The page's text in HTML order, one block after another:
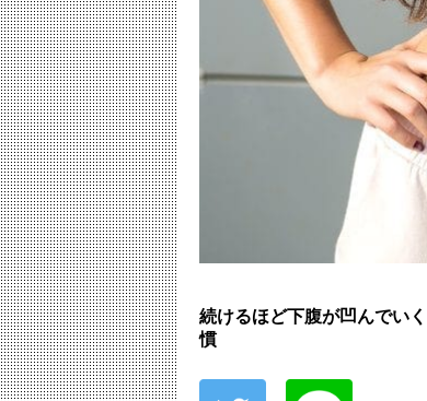
続けるほど下腹が凹んでい
慣